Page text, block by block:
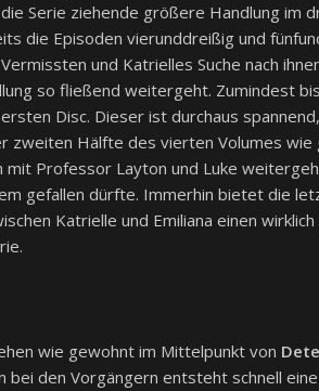
Serie ziehende größere Handlung im
die Episoden vierunddreißig und
und Katrielles Suche nach
so fließend weitergeht. Zumindest
Disc. Dieser ist durchaus
Hälfte des vierten Volumes wie
mit Professor Layton und Luke
gefallen dürfte. Immerhin bietet die
Katrielle und Emiliana einen
wie gewohnt im Mittelpunkt von
bei den Vorgängern entsteht schnell